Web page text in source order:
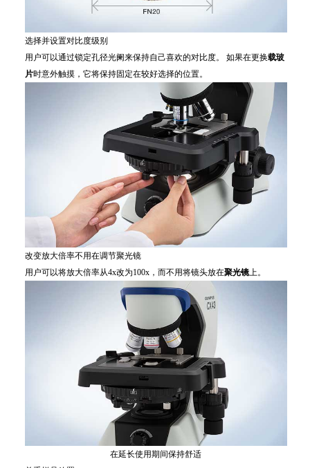
选择并设置对比度级别
用户可以通过锁定孔径光阑来保持自己喜欢的对比度。 如果在更换载玻
片时意外触摸，它将保持固定在较好选择的位置。
改变放大倍率不用在调节聚光镜
用户可以将放大倍率从4x改为100x，而不用将镜头放在聚光镜上。
在延长使用期间保持舒适